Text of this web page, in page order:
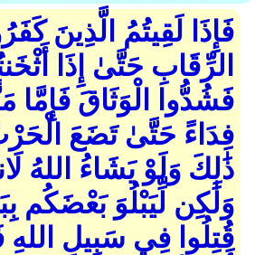
فَإِذَا لَقِيتُمُ الَّذِينَ
الرِّقَابِ حَتَّىٰ إِذَا
فَشُدُّوا الْوَثَاقَ فَإِمَّا
فِدَاءً حَتَّىٰ تَضَعَ
ذَٰلِكَ وَلَوْ يَشَاءُ اللهُ
وَلَٰكِن لِّيَبْلُوَ بَعْضَكُم
قُتِلُوا فِي سَبِيلِ